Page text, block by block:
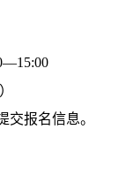
交报名信息。